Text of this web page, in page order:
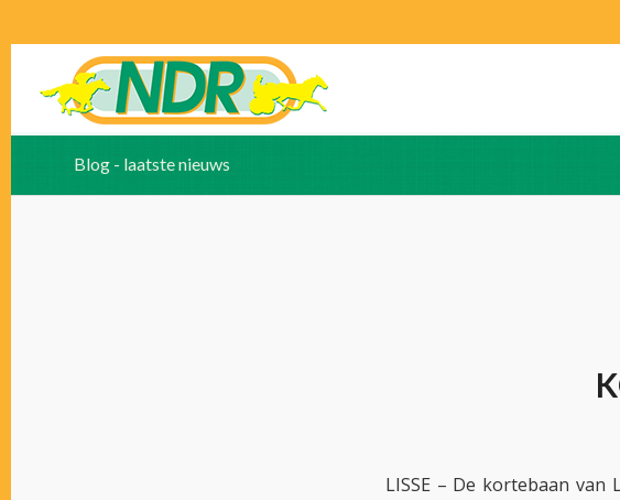
Blog - laatste nieuws
LISSE – De kortebaan